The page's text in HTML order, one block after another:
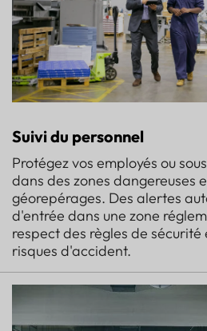
Suivi du personnel
Protégez vos employés ou
dans des zones dangereuses
géorepérages. Des alertes
d'entrée dans une zone
respect des règles de sécurité
risques d'accident.